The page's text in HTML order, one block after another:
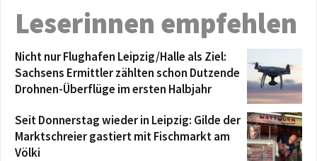
Leserinnen empfehlen
Nicht nur Flughafen Leipzig/Halle als Ziel:
Sachsens Ermittler zählten schon Dutzende
Drohnen-Überflüge im ersten Halbjahr
Seit Donnerstag wieder in Leipzig: Gilde der
Marktschreier gastiert mit Fischmarkt am
Völki